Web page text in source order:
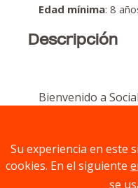
Edad mínima: 8
Descripción
Bienvenido a
comenzar a hacer
estos tres días al
amigos y también
Su experiencia en este
cookies. En el siguiente
se